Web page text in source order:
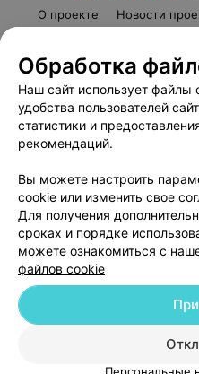
О проекте Новости
Пользовательское
Вакансии
Написать
Обработка
© 2026 ООО «Артокс Лаб», УНП
Служба
Обработка
Наш сайт использует файлы
удобства пользователей
статистики и
рекомендаций.
Вы можете настроить
cookie или изменить свое
Для получения
сроках и порядке
можете ознакомиться с
файлов cookie